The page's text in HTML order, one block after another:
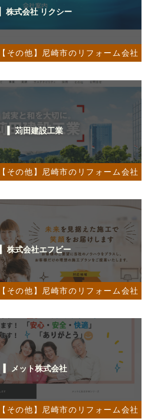
【その他】尼崎市のリフォーム会社
株式会社 リクシー
【その他】尼崎市のリフォーム会社
苅田建設工業
【その他】尼崎市のリフォーム会社
株式会社エフビー
【その他】尼崎市のリフォーム会社
メット株式会社